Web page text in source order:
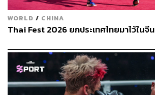
WORLD / CHINA
Thai Fest 2026 ยกประเทศไทยมาไว้ในจีน